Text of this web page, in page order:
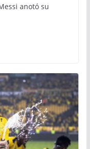
anotó su